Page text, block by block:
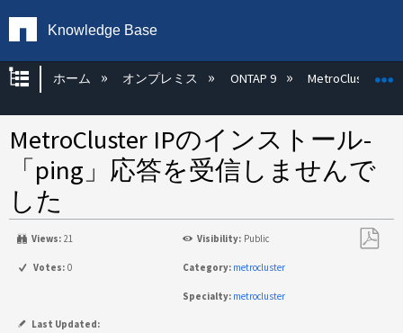
Knowledge Base
グローバル階層を展開/折りたたむ
ホーム オンプレミス ONTAP 9 MetroCluster
MetroCluster IPのインストール-
「ping」応答を受信しませんで
した
Views: 21 Visibility: Public
Votes: 0 Category: metrocluster
Specialty: metrocluster
Last Updated: